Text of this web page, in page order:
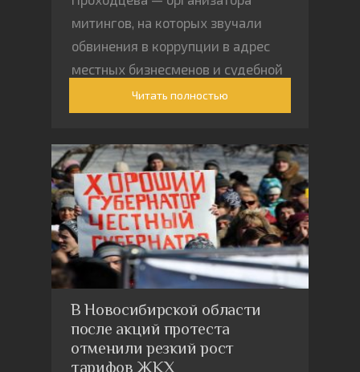
митингов, на которых звучали
обвинения в коррупции в адрес
местных бизнесменов и судебной
Читать полностью
В Новосибирской области
после акций протеста
отменили резкий рост
тарифов ЖКХ